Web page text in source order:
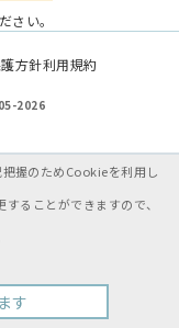
さい。
方針利用規約
2026
握のためCookieを利用し
ることができますので、
す